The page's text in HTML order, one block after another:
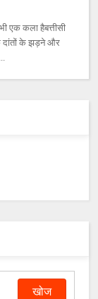
एक कला हैबत्तीसी
दांतों के झड़ने और